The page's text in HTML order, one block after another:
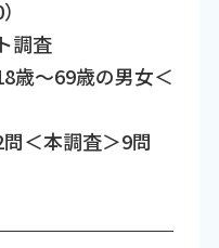
調査
歳～69歳の男女＜
＜本調査＞9問